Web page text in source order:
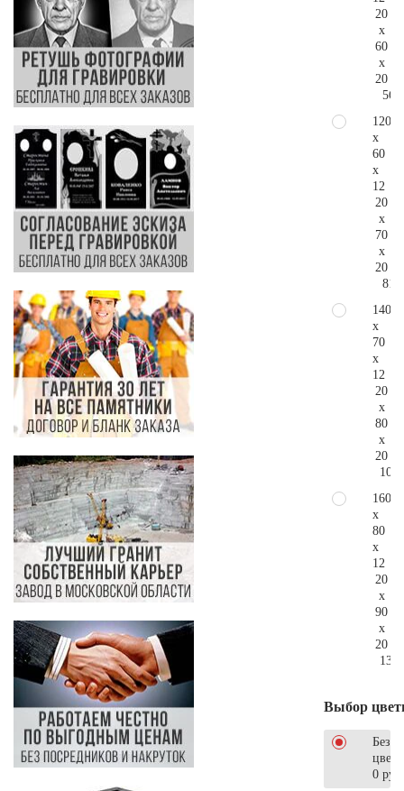
20
x
60
x
20
120
x
60
x
12
20
x
70
x
20
140
x
70
x
12
20
x
80
x
20
160
x
80
x
12
20
x
90
x
20
Выбор
Без
0 руб.